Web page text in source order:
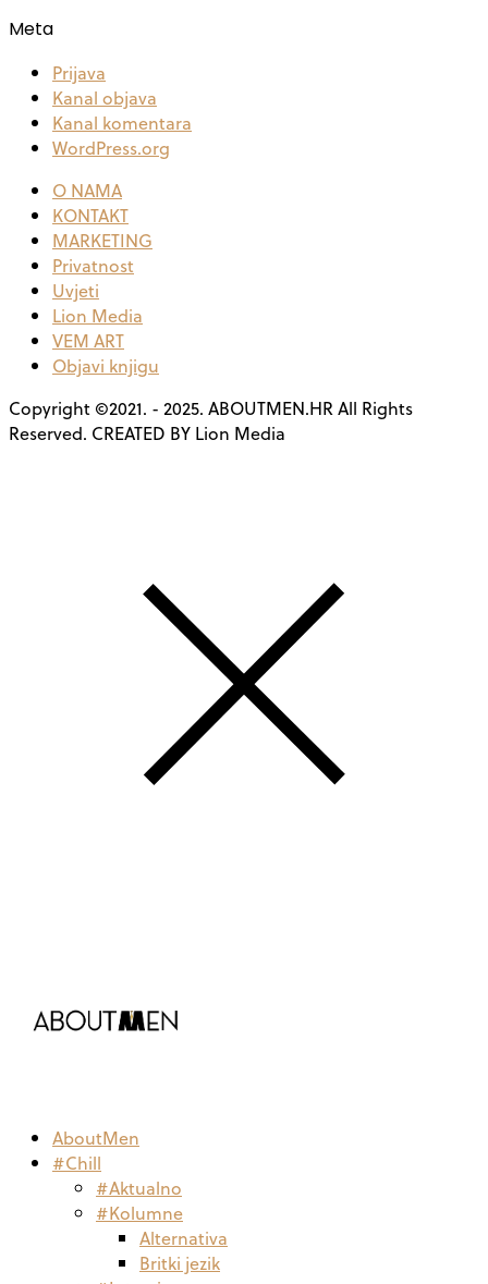
Meta
Prijava
Kanal objava
Kanal komentara
WordPress.org
O NAMA
KONTAKT
MARKETING
Privatnost
Uvjeti
Lion Media
VEM ART
Objavi knjigu
Copyright ©2021. - 2025. ABOUTMEN.HR All Rights
Reserved. CREATED BY Lion Media
AboutMen
#Chill
#Aktualno
#Kolumne
Alternativa
Britki jezik